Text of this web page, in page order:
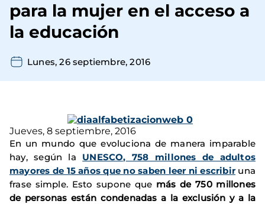
para la mujer en el acceso a
la educación
Lunes, 26 septiembre, 2016
Jueves, 8 septiembre, 2016
En un mundo que evoluciona de manera imparable
hay, según la UNESCO, 758 millones de adultos
mayores de 15 años que no saben leer ni escribiruna
frase simple. Esto supone que más de 750 millones
de personas están condenadas a la exclusión y a la